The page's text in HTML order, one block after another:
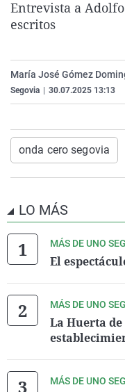
Entrevista a
escritos
María José Gómez
Segovia 30.07.2025 13:13
onda cero segovia
LO MÁS
MÁS DE UNO
El
MÁS DE UNO
La Huerta
MÁS DE UNO